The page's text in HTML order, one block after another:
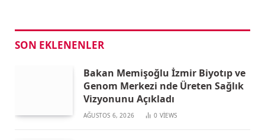
SON EKLENENLER
Bakan Memişoğlu İzmir Biyotıp ve
Genom Merkezi nde Üreten Sağlık
Vizyonunu Açıkladı
AĞUSTOS 6, 2026 0 VIEWS